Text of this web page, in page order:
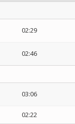
02:29
02:46
03:06
02:22